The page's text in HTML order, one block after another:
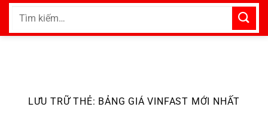
Bỏ
nội
Tìm
LƯU TRỮ THẺ: BẢNG GIÁ VINFAST MỚI NHẤT